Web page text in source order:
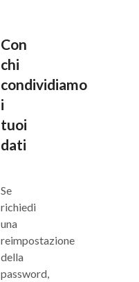
Con
chi
condividiamo
i
tuoi
dati
Se
richiedi
una
reimpostazione
della
password,